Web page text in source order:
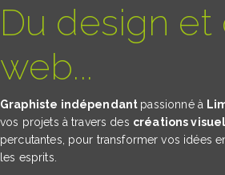
Du design et
web...
Graphiste indépendant passionné à
vos projets à travers des créations
percutantes, pour transformer vos idées
les esprits.